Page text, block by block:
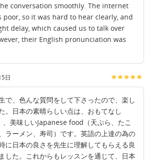
conversation smoothly. The internet
poor, so it was hard to hear clearly, and
delay, which caused us to talk over
their English pronunciation was
日
で、色んな質問をして下さったので、楽し
。日本の素晴らしい点は、おもてなし
、美味しいJapanese food（天ぷら、たこ
ラーメン、寿司）です。英語の上達の為の
に日本の良さを先生に理解してもらえる良
した。これからもレッスンを通じて、日本